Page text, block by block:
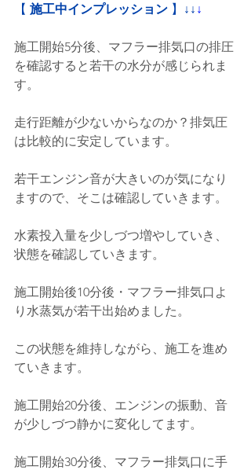
【 施工中インプレッション 】 ↓↓ ↓
施工開始5分後、マフラー排気口の排圧
を確認すると若干の水分が感じられま
す。
走行距離が少ないからなのか？排気圧
は比較的に安定しています。
若干エンジン音が大きいのが気になり
ますので、そこは確認していきます。
水素投入量を少しづつ増やしていき、
状態を確認していきます。
施工開始後10分後・マフラー排気口よ
り水蒸気が若干出始めました。
この状態を維持しながら、施工を進め
ていきます。
施工開始20分後、エンジンの振動、音
が少しづつ静かに変化してます。
施工開始30分後、マフラー排気口に手